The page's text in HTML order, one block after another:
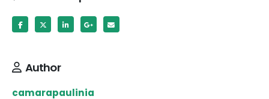
Author
camarapaulinia